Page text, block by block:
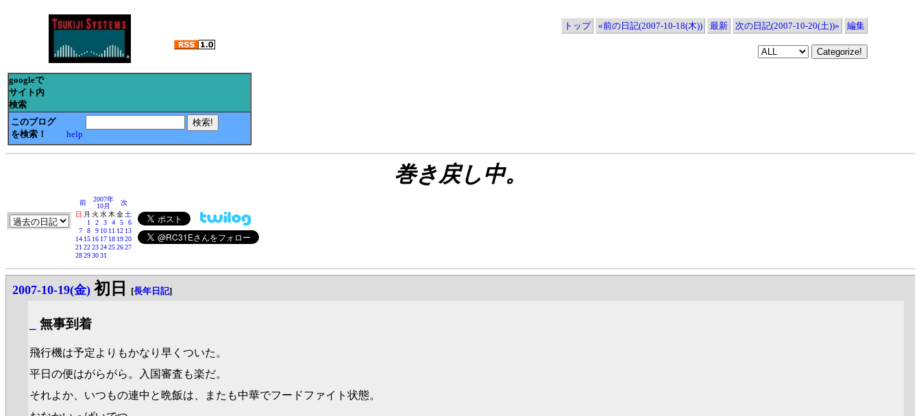
トップ «前の日記(2007-10-18(木)) 最新 次の日記(2007-10-20(土))» 編集
googleで
サイト内
検索
このブログ
を検索！
help
巻き戻し中。
前
2007年
10月
次
日 月 火 水木金土
1
2 3 4 5
6
7
8 9 10 11 12 13
14 15 16 17 18 1920
21222324252627
28293031
2007-10-19(金) 初日 [長年日記]
無事到着
飛行機は予定よりもかなり早くついた。
平日の便はがらがら。入国審査も楽だ。
それよか、いつもの連中と晩飯は、またも中華でフードファイト状態。